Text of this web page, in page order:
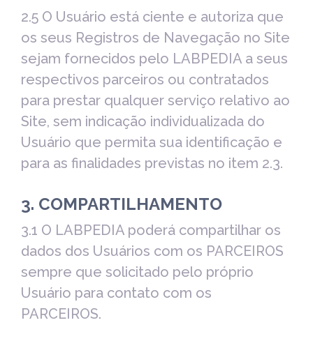
2.5 O Usuário está ciente e autoriza que
os seus Registros de Navegação no Site
sejam fornecidos pelo LABPEDIA a seus
respectivos parceiros ou contratados
para prestar qualquer serviço relativo ao
Site, sem indicação individualizada do
Usuário que permita sua identificação e
para as finalidades previstas no item 2.3.
3. COMPARTILHAMENTO
3.1 O LABPEDIA poderá compartilhar os
dados dos Usuários com os PARCEIROS
sempre que solicitado pelo próprio
Usuário para contato com os
PARCEIROS.